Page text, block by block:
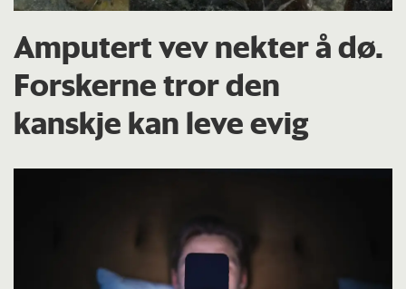
Amputert vev nekter å dø.
Forskerne tror den
kanskje kan leve evig